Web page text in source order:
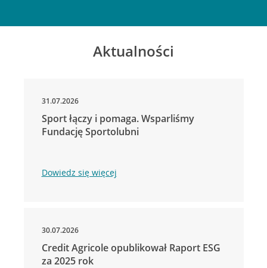
Aktualności
31.07.2026
Sport łączy i pomaga. Wsparliśmy
Fundację Sportolubni
Dowiedz się więcej
30.07.2026
Credit Agricole opublikował Raport ESG
za 2025 rok